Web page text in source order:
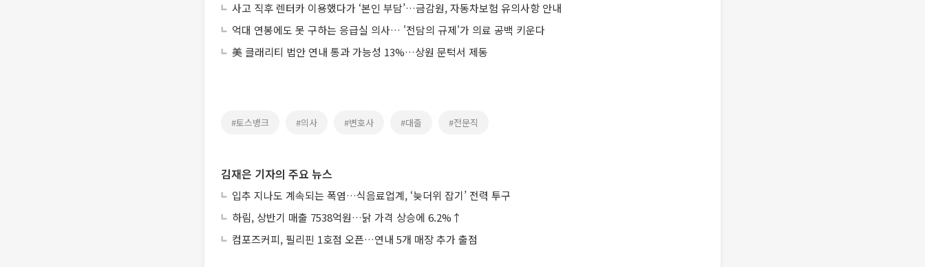
사고 직후 렌터카 이용했다가 ‘본인 부담’…금감원, 자동차보험 유의사항 안내
억대 연봉에도 못 구하는 응급실 의사… '전담의 규제'가 의료 공백 키운다
美 클래리티 법안 연내 통과 가능성 13%…상원 문턱서 제동
#토스뱅크 #의사 #변호사 #대출 #전문직
김재은 기자의 주요 뉴스
입추 지나도 계속되는 폭염…식음료업계, ‘늦더위 잡기’ 전력 투구
하림, 상반기 매출 7538억원…닭 가격 상승에 6.2%↑
컴포즈커피, 필리핀 1호점 오픈…연내 5개 매장 추가 출점